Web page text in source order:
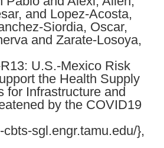
and Lopez-Acosta,
Siordia, Oscar,
and Zarate-Losoya,
U.S.-Mexico Risk
the Health Supply
for Infrastructure and
by the COVID19
sgl.engr.tamu.edu/},